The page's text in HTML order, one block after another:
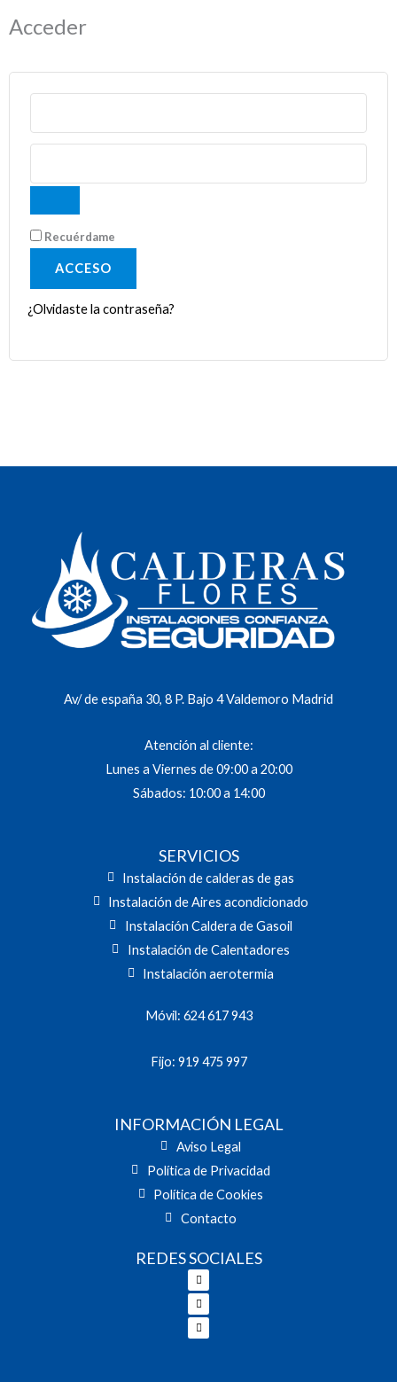
Acceder
Recuérdame
ACCESO
¿Olvidaste la contraseña?
Av/ de españa 30, 8 P. Bajo 4 Valdemoro Madrid
Atención al cliente:
Lunes a Viernes de 09:00 a 20:00
Sábados: 10:00 a 14:00
SERVICIOS
Instalación de calderas de gas
Instalación de Aires acondicionado
Instalación Caldera de Gasoil
Instalación de Calentadores
Instalación aerotermia
Móvil: 624 617 943
Fijo: 919 475 997
INFORMACIÓN LEGAL
Aviso Legal
Política de Privacidad
Política de Cookies
Contacto
REDES SOCIALES
Facebook
Twitter
Youtube